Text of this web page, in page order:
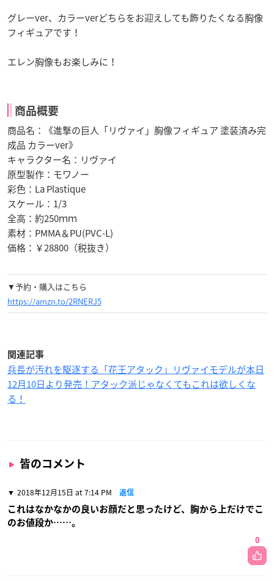
グレーver、カラーverどちらをお迎えしても飾りたくなる胸像
フィギュアです！
エレン胸像もお楽しみに！
商品概要
商品名：《進撃の巨人「リヴァイ」胸像フィギュア 塗装済み完
成品 カラーver》
キャラクター名：リヴァイ
原型製作：モワノー
彩色：La Plastique
スケール：1/3
全高：約250ｍｍ
素材：PMMA＆PU(PVC-L)
価格：￥28800（税抜き）
▼予約・購入はこちら
https://amzn.to/2RNERJ5
関連記事
兵長が汚れを駆逐する「花王アタック」リヴァイモデルが本日
12月10日より発売！アタック派じゃなくてもこれは欲しくな
る！
皆のコメント
2018年12月15日 at 7:14 PM 返信
これはなかなかの良いお顔だと思ったけど、胸から上だけでこ
のお値段か……。
0